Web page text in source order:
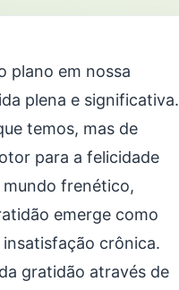
plano em nossa
plena e significativa.
temos, mas de
para a felicidade
mundo frenético,
emerge como
crônica.
gratidão através de